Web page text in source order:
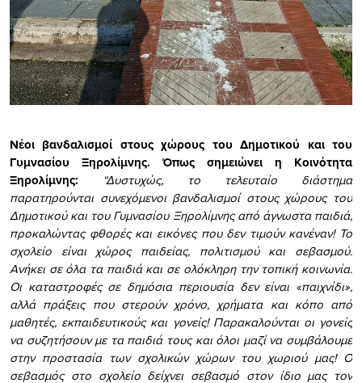
Nέοι βανδαλισμοί στους χώρους του Δημοτικού και του
Γυμνασίου Ξηρολίμνης. Όπως σημειώνει η Κοινότητα
Ξηρολίμνης:
“Δυστυχώς, το τελευταίο διάστημα
παρατηρούνται συνεχόμενοι βανδαλισμοί στους χώρους του
Δημοτικού και του Γυμνασίου Ξηρολίμνης από άγνωστα παιδιά,
προκαλώντας φθορές και εικόνες που δεν τιμούν κανέναν! Το
σχολείο είναι χώρος παιδείας, πολιτισμού και σεβασμού.
Ανήκει σε όλα τα παιδιά και σε ολόκληρη την τοπική κοινωνία.
Οι καταστροφές σε δημόσια περιουσία δεν είναι «παιχνίδι»,
αλλά πράξεις που στερούν χρόνο, χρήματα και κόπο από
μαθητές, εκπαιδευτικούς και γονείς! Παρακαλούνται οι γονείς
να συζητήσουν με τα παιδιά τους και όλοι μαζί να συμβάλουμε
στην προστασία των σχολικών χώρων του χωριού μας! Ο
σεβασμός στο σχολείο δείχνει σεβασμό στον ίδιο μας τον